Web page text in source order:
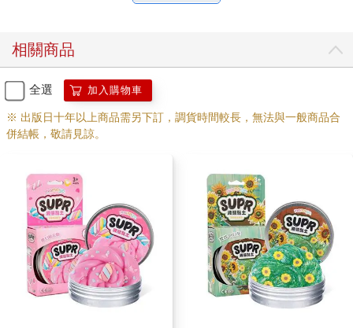
相關商品
全選 加入購物車
※ 出版日十年以上商品需另下訂，調貨時間較長，無法與一般商品合
併結帳，敬請見諒。